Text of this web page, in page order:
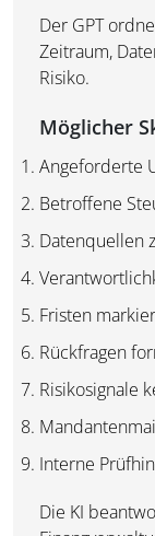
Der GPT
Zeitraum,
Risiko.
Möglicher
Angeforderte
Betroffene
Datenquellen
Fristen
Rückfragen
Risikosignale
Interne
Die KI